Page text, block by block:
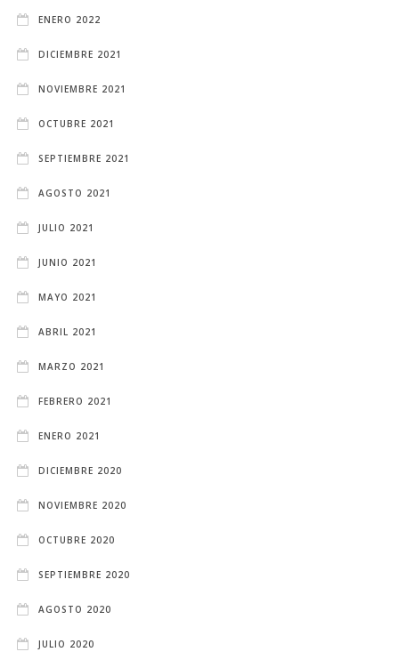
ENERO 2022
DICIEMBRE 2021
NOVIEMBRE 2021
OCTUBRE 2021
SEPTIEMBRE 2021
AGOSTO 2021
JULIO 2021
JUNIO 2021
MAYO 2021
ABRIL 2021
MARZO 2021
FEBRERO 2021
ENERO 2021
DICIEMBRE 2020
NOVIEMBRE 2020
OCTUBRE 2020
SEPTIEMBRE 2020
AGOSTO 2020
JULIO 2020